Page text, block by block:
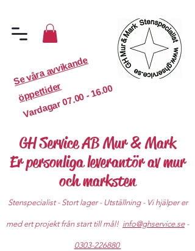
S
e
v
år
a
a
v
vi
k
a
n
d
e
ö
p
p
etti
d
er
Vardagar
07.00 - 16.00
GH Service AB Mur & Mark
Er personliga leverantör av mur
och marksten
Stenspecialist - Stort lager - Utställning - Vi hjälper er
med ert projekt från start till mål! info@ghservice.se-
0303-226880